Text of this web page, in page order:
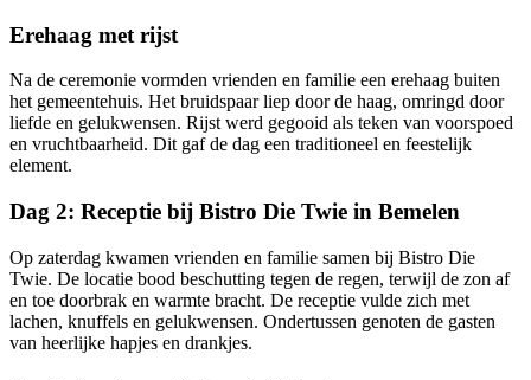
Erehaag met rijst
Na de ceremonie vormden vrienden en familie een erehaag buiten
het gemeentehuis. Het bruidspaar liep door de haag, omringd door
liefde en gelukwensen. Rijst werd gegooid als teken van voorspoed
en vruchtbaarheid. Dit gaf de dag een traditioneel en feestelijk
element.
Dag 2: Receptie bij Bistro Die Twie in Bemelen
Op zaterdag kwamen vrienden en familie samen bij Bistro Die
Twie. De locatie bood beschutting tegen de regen, terwijl de zon af
en toe doorbrak en warmte bracht. De receptie vulde zich met
lachen, knuffels en gelukwensen. Ondertussen genoten de gasten
van heerlijke hapjes en drankjes.